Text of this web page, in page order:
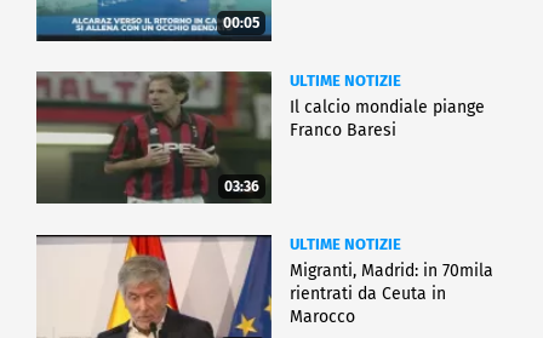
00:05
03:36
ULTIME NOTIZIE
Il calcio mondiale piange
Franco Baresi
ULTIME NOTIZIE
Migranti, Madrid: in 70mila
rientrati da Ceuta in
Marocco